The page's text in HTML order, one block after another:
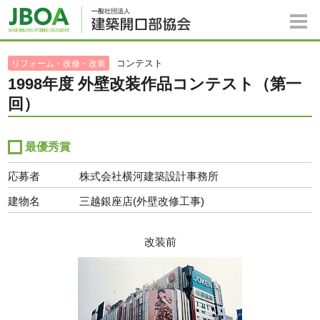
リフォーム・改修・改装 コンテスト
1998年度 外壁改装作品コンテスト（第一
回）
最優秀賞
応募者 株式会社横河建築設計事務所
建物名 三越銀座店(外壁改修工事)
改装前